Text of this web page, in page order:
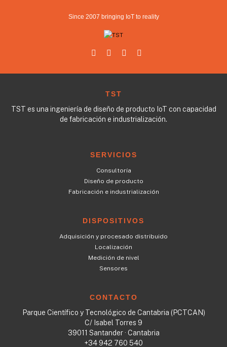
Since 2007 bringing IoT to reality
TST
TST es una ingeniería de diseño de producto IoT con capacidad
de fabricación e industrialización.
SERVICIOS
Consultoría
Diseño de producto
Fabricación e industrialización
DISPOSITIVOS
Adquisición y procesado distribuido
Localización
Medición de nivel
Sensores
CONTACTO
Parque Científico y Tecnológico de Cantabria (PCTCAN)
C/ Isabel Torres 9
39011 Santander · Cantabria
+34 942 760 540